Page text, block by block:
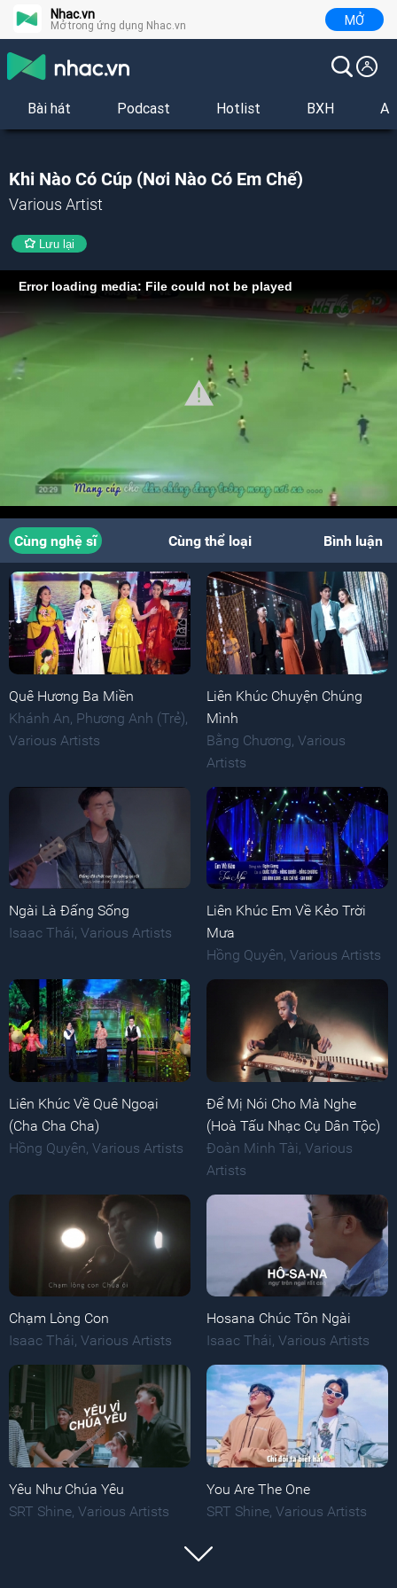
Nhac.vn
Mở trong ứng dụng Nhac.vn MỞ
Bài hát Podcast Hotlist BXH
Khi Nào Có Cúp (Nơi Nào Có Em Chế)
Various Artist
Lưu lại
Error loading media: File could not be played
Cùng nghệ sĩ Cùng thể loại Bình luận
Quê Hương Ba Miền
Khánh An Phương Anh (Trẻ)
Various Artists
Liên Khúc Chuyện Chúng
Mình
Bằng Chương Various
Artists
Ngài Là Đấng Sống
Isaac Thái, Various Artists
Liên Khúc Em Về Kẻo Trời
Mưa
Hồng Quyên, Various Artists
Liên Khúc Về Quê Ngoại
(Cha Cha Cha)
Hồng Quyên Various Artists
Để Mị Nói Cho Mà Nghe
(Hoà Tấu Nhạc Cụ Dân Tộc)
Đoàn Minh Tài Various
Artists
Chạm Lòng Con
Isaac Thái, Various Artists
Hosana Chúc Tôn Ngài
Isaac Thái, Various Artists
Yêu Như Chúa Yêu
SRT Shine Various Artists
You Are The One
SRT Shine, Various Artists